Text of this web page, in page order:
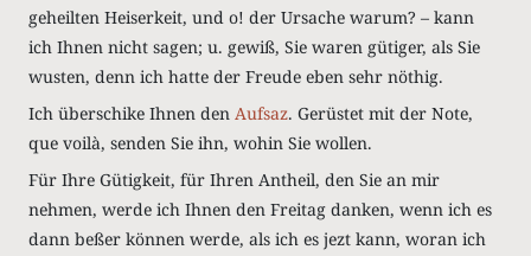
geheilten Heiserkeit, und o! der Ursache warum? – kann
ich Ihnen nicht sagen; u. gewiß, Sie waren gütiger, als Sie
wusten, denn ich hatte der Freude eben sehr nöthig.
Ich überschike Ihnen den Aufsaz. Gerüstet mit der Note,
que voilà, senden Sie ihn, wohin Sie wollen.
Für Ihre Gütigkeit, für Ihren Antheil, den Sie an mir
nehmen, werde ich Ihnen den Freitag danken, wenn ich es
dann beßer können werde, als ich es jezt kann, woran ich